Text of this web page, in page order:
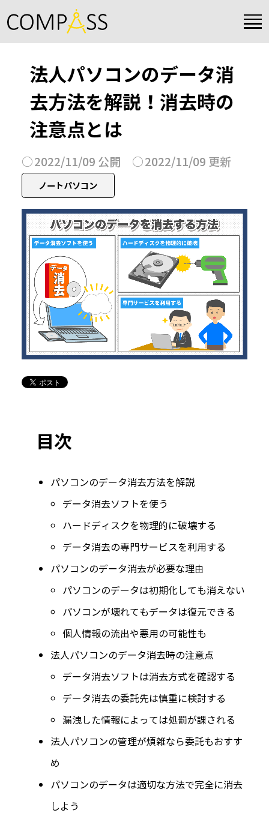
法人パソコンのデータ消
去方法を解説！消去時の
注意点とは
2022/11/09 公開 2022/11/09 更新
ノートパソコン
目次
パソコンのデータ消去方法を解説
データ消去ソフトを使う
ハードディスクを物理的に破壊する
データ消去の専門サービスを利用する
パソコンのデータ消去が必要な理由
パソコンのデータは初期化しても消えない
パソコンが壊れてもデータは復元できる
個人情報の流出や悪用の可能性も
法人パソコンのデータ消去時の注意点
データ消去ソフトは消去方式を確認する
データ消去の委託先は慎重に検討する
漏洩した情報によっては処罰が課される
法人パソコンの管理が煩雑なら委託もおすす
め
パソコンのデータは適切な方法で完全に消去
しよう